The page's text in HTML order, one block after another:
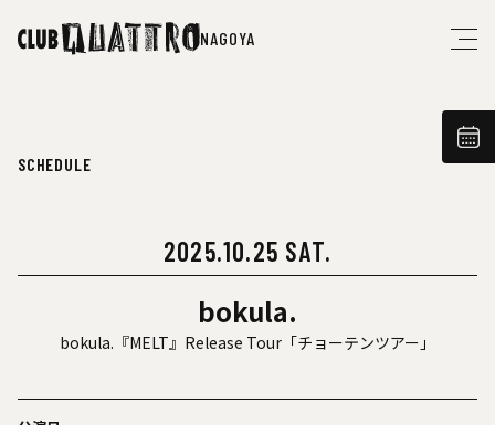
NAGOYA
SCHEDULE
2025.10.25 SAT.
bokula.
bokula.『MELT』Release Tour「チョーテンツアー」